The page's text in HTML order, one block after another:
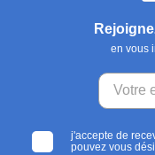
en vous
j'accepte de
pouvez vous